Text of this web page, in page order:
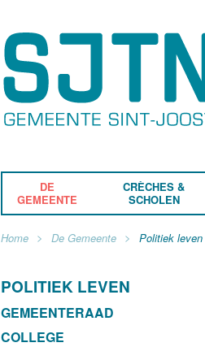
DE
GEMEENTE
CRÈCHES &
SCHOLEN
Home De Gemeente Politiek leven
POLITIEK LEVEN
GEMEENTERAAD
COLLEGE